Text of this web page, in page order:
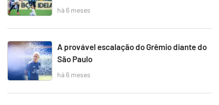
há 6 meses
A provável escalação do Grêmio diante do
São Paulo
há 6 meses